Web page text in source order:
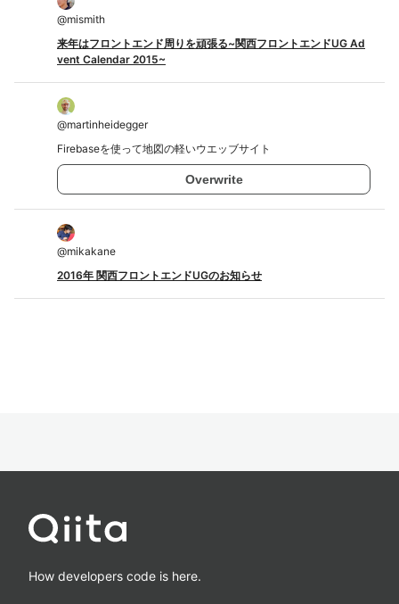
@mismith
来年はフロントエンド周りを頑張る~関西フロントエンドUG Ad
vent Calendar 2015~
@martinheidegger
Firebaseを使って地図の軽いウエッブサイト
Overwrite
@mikakane
2016年 関西フロントエンドUGのお知らせ
How developers code is here.